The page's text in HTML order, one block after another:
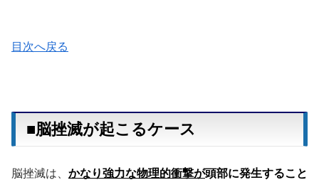
目次へ戻る
■脳挫滅が起こるケース
脳挫滅は、 かなり強力な物理的衝撃が頭部に発生すること